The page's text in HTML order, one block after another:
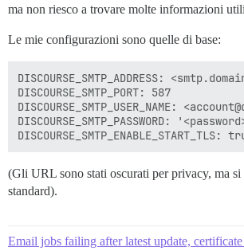
ma non riesco a trovare molte informazioni
Le mie configurazioni sono quelle di base:
DISCOURSE_SMTP_ADDRESS:
DISCOURSE_SMTP_PORT: 587
DISCOURSE_SMTP_USER_NAME:
DISCOURSE_SMTP_PASSWORD:
(Gli URL sono stati oscurati per privacy, ma
standard).
Email jobs failing after latest update,